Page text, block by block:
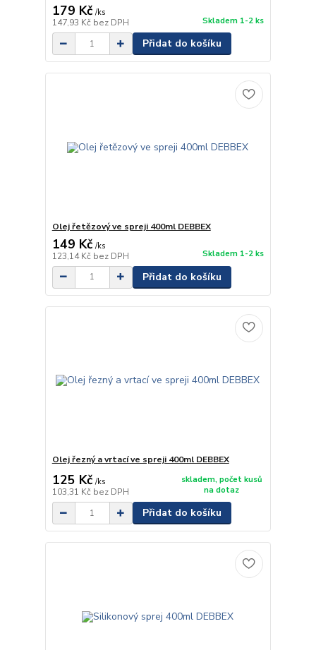
179 Kč /ks
147,93 Kč bez DPH Skladem 1-2 ks
Přidat do košíku
Olej řetězový ve spreji 400ml DEBBEX
149 Kč /ks
123,14 Kč bez DPH Skladem 1-2 ks
Přidat do košíku
Olej řezný a vrtací ve spreji 400ml DEBBEX
125 Kč /ks
103,31 Kč bez DPH
skladem, počet kusů
na dotaz
Přidat do košíku